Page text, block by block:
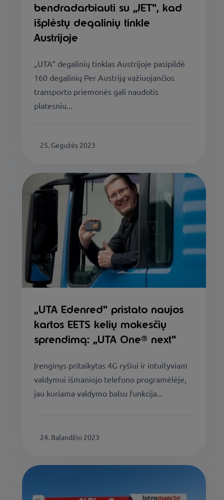
bendradarbiauti su „JET“, kad
išplėstų degalinių tinkle
Austrijoje
„UTA“ degalinių tinklas Austrijoje pasipildė
160 degalinių Per Austriją važiuojančios
transporto priemonės gali naudotis
platesniu...
25. Gegužės 2023
„UTA Edenred“ pristato naujos
kartos EETS kelių mokesčių
sprendimą: „UTA One® next“
Įrenginys pritaikytas 4G ryšiui ir intuityviam
valdymui išmaniojo telefono programėlėje,
jau kuriama valdymo balsu funkcija...
24. Balandžio 2023